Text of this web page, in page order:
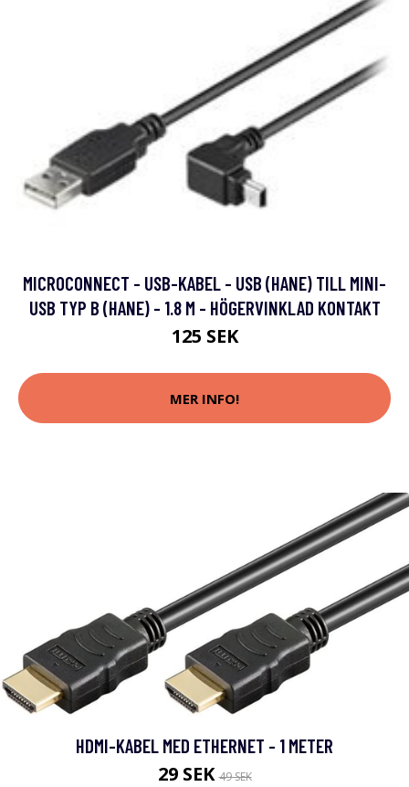
MICROCONNECT - USB-KABEL - USB (HANE) TILL MINI-
USB TYP B (HANE) - 1.8 M - HÖGERVINKLAD KONTAKT
125 SEK
MER INFO!
HDMI-KABEL MED ETHERNET - 1 METER
29 SEK49 SEK